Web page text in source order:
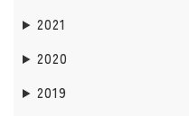
2021
2020
2019